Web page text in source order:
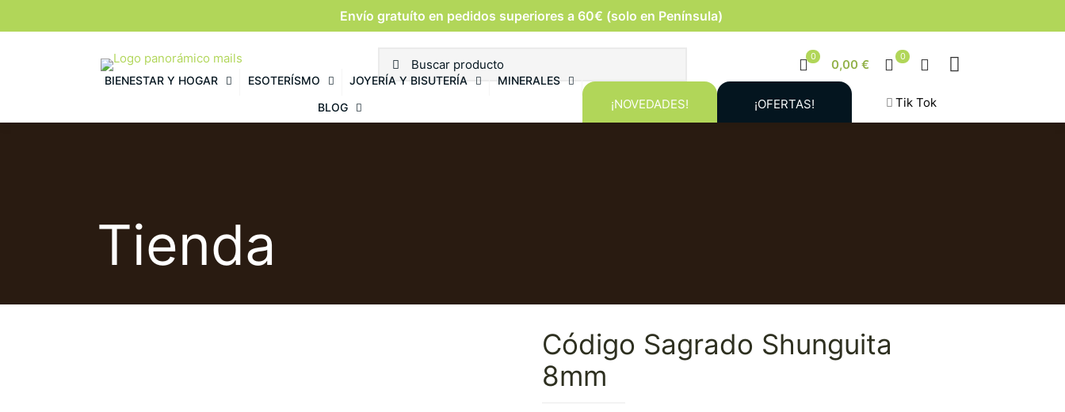
Envío gratuíto en pedidos superiores a 60€ (solo en Península)
0
0,00 €
0
BIENESTAR Y HOGAR ESOTERÍSMO JOYERÍA Y BISUTERÍA
MINERALES
BLOG
¡NOVEDADES! ¡OFERTAS! Tik Tok
Tienda
Código Sagrado Shunguita
8mm